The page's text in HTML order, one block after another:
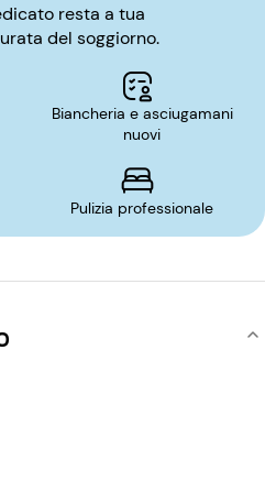
un soggiorno confortevole.
resta a tua
del soggiorno.
Biancheria e asciugamani
nuovi
Pulizia professionale